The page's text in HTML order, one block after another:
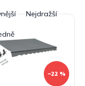
Nejdražší
–22 %